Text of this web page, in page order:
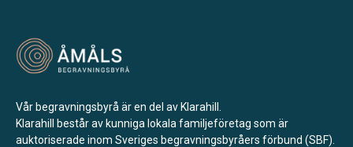
Vår begravningsbyrå är en del av Klarahill.
Klarahill består av kunniga lokala familjeföretag som är
auktoriserade inom Sveriges begravningsbyråers förbund (SBF).